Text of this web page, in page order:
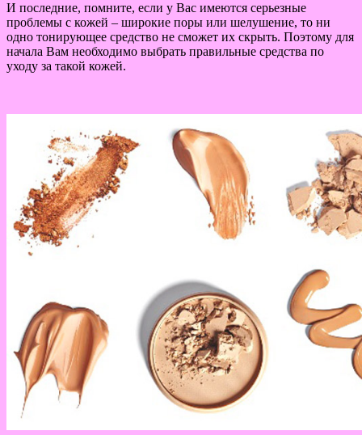
И последние, помните, если у Вас имеются серьезные
проблемы с кожей – широкие поры или шелушение, то ни
одно тонирующее средство не сможет их скрыть. Поэтому для
начала Вам необходимо выбрать правильные средства по
уходу за такой кожей.